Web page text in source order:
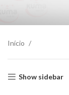
Início
Show sidebar